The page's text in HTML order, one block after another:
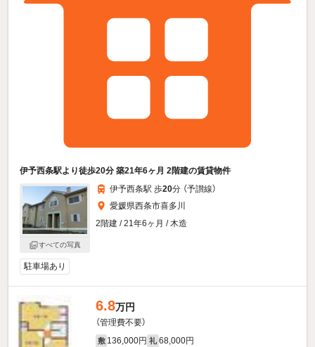
伊予西条駅より徒歩20分 築21年6ヶ月 2階建の賃貸物件
すべての写真
伊予西条駅 歩20分 （予讃線）
愛媛県西条市喜多川
2階建 / 21年6ヶ月 / 木造
駐車場あり
6.8万円
（管理費不要）
敷 136,000円 礼 68,000円